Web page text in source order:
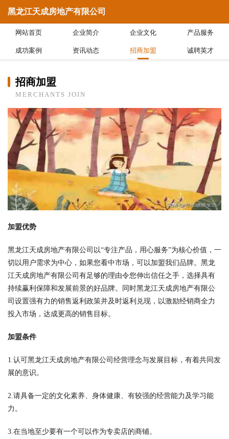
黑龙江天成房地产有限公司
网站首页 企业简介 企业文化 产品服务
成功案例 资讯动态 招商加盟 诚聘英才
招商加盟
MERCHANTS JOIN
加盟优势
黑龙江天成房地产有限公司以“专注产品，用心服务”为核心价值，一
切以用户需求为中心，如果您看中市场，可以加盟我们品牌。黑龙
江天成房地产有限公司有足够的理由令您伸出信任之手，选择具有
持续赢利保障和发展前景的好品牌。同时黑龙江天成房地产有限公
司设置强有力的销售返利政策并及时返利兑现，以激励经销商全力
投入市场，达成更高的销售目标。
加盟条件
1.认可黑龙江天成房地产有限公司经营理念与发展目标，有着共同发
展的意识。
2.请具备一定的文化素养、身体健康、有较强的经营能力及学习能
力。
3.在当地至少要有一个可以作为专卖店的商铺。